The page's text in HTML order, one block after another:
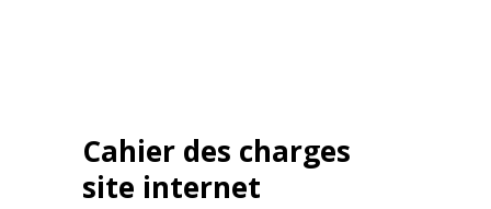
Cahier des charges
site internet